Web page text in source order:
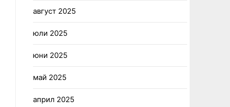
август 2025
юли 2025
юни 2025
май 2025
април 2025